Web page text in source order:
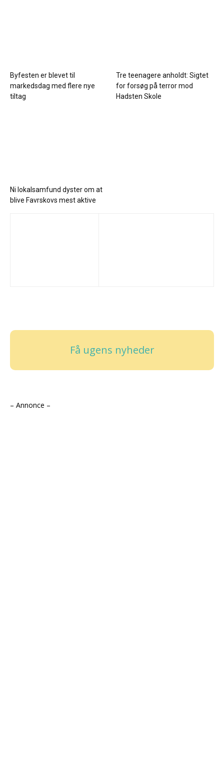
Byfesten er blevet til
markedsdag med flere nye
tiltag
Tre teenagere anholdt: Sigtet
for forsøg på terror mod
Hadsten Skole
Ni lokalsamfund dyster om at
blive Favrskovs mest aktive
Få ugens nyheder
– Annonce –